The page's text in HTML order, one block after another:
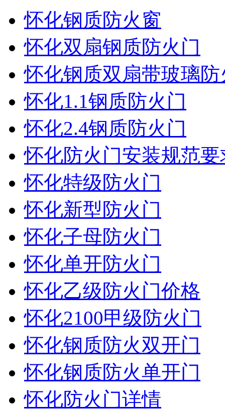
怀化钢质防火窗
怀化双扇钢质防火门
怀化钢质双扇带玻璃防
怀化1.1钢质防火门
怀化2.4钢质防火门
怀化防火门安装规范要
怀化特级防火门
怀化新型防火门
怀化子母防火门
怀化单开防火门
怀化乙级防火门价格
怀化2100甲级防火门
怀化钢质防火双开门
怀化钢质防火单开门
怀化防火门详情